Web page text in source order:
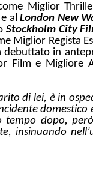
Miglior
alLondon New
Stockholm City
Miglior Regista
debuttato in
Film e Migliore
di lei, è in
domestico
tempo dopo,
insinuando